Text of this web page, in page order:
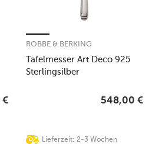
€
Tafelmesser Art Deco 925
Sterlingsilber
ROBBE & BERKING
Lieferzeit: 2-3 Wochen
548,00 €